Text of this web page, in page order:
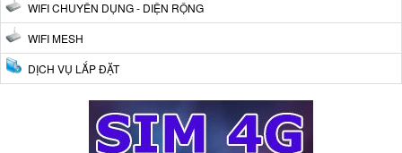
WIFI CHUYÊN DỤNG - DIỆN RỘNG
WIFI MESH
DỊCH VỤ LẮP ĐẶT